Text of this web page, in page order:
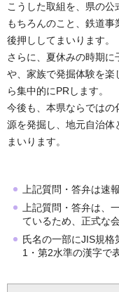
こうした取組を、県の
もちろんのこと、鉄道
後押ししてまいります。
さらに、夏休みの時期に
や、家族で発掘体験を
ら集中的にPRします。
今後も、本県ならではの
源を発掘し、地元自治体
まいります。
上記質問・答弁は速
上記質問・答弁は、
ているため、正式な
氏名の一部にJIS規
1・第2水準の漢字で